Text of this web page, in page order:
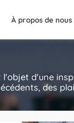
À propos de nous
d'une
des